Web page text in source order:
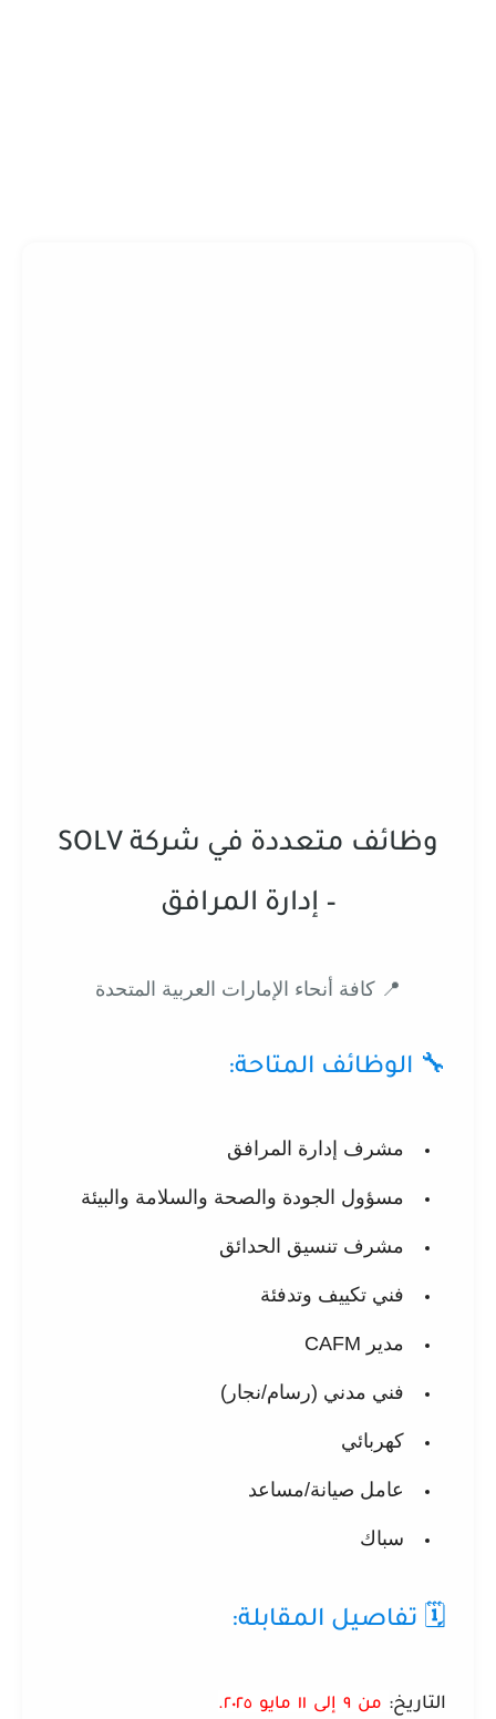
وظائف متعددة في شركة SOLV
– إدارة المرافق
📍 كافة أنحاء الإمارات العربية المتحدة
🔧 الوظائف المتاحة:
مشرف إدارة المرافق
مسؤول الجودة والصحة والسلامة والبيئة
مشرف تنسيق الحدائق
فني تكييف وتدفئة
مدير CAFM
فني مدني (رسام/نجار)
كهربائي
عامل صيانة/مساعد
سباك
🗓️ تفاصيل المقابلة:
التاريخ: من ٩ إلى ١١ مايو ٢٠٢٥.